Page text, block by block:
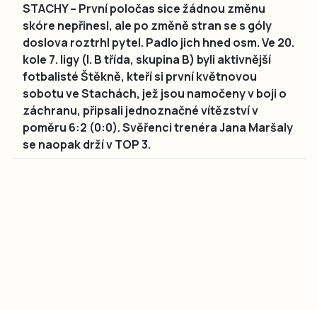
STACHY – První poločas sice žádnou změnu
skóre nepřinesl, ale po změně stran se s góly
doslova roztrhl pytel. Padlo jich hned osm. Ve 20.
kole 7. ligy (I. B třída, skupina B) byli aktivnější
fotbalisté Štěkně, kteří si první květnovou
sobotu ve Stachách, jež jsou namočeny v boji o
záchranu, připsali jednoznačné vítězství v
poměru 6:2 (0:0). Svěřenci trenéra Jana Maršaly
se naopak drží v TOP 3.